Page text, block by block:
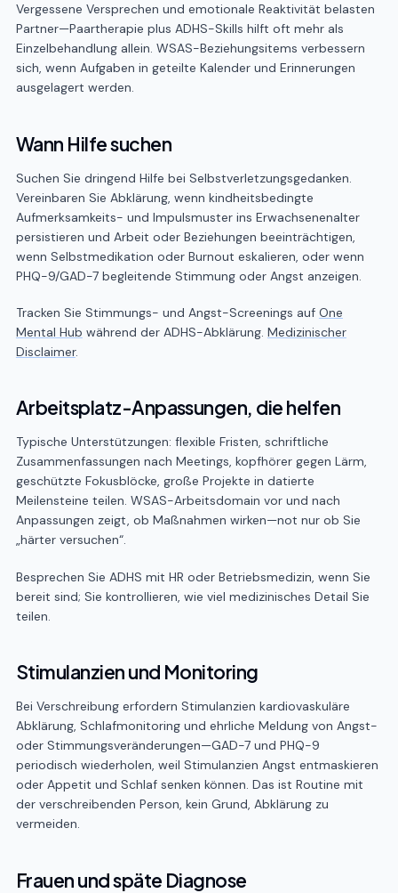
Vergessene Versprechen und emotionale Reaktivität belasten
Partner—Paartherapie plus ADHS-Skills hilft oft mehr als
Einzelbehandlung allein. WSAS-Beziehungsitems verbessern
sich, wenn Aufgaben in geteilte Kalender und Erinnerungen
ausgelagert werden.
Wann Hilfe suchen
Suchen Sie dringend Hilfe bei Selbstverletzungsgedanken.
Vereinbaren Sie Abklärung, wenn kindheitsbedingte
Aufmerksamkeits- und Impulsmuster ins Erwachsenenalter
persistieren und Arbeit oder Beziehungen beeinträchtigen,
wenn Selbstmedikation oder Burnout eskalieren, oder wenn
PHQ-9/GAD-7 begleitende Stimmung oder Angst anzeigen.
Tracken Sie Stimmungs- und Angst-Screenings auf One
Mental Hub während der ADHS-Abklärung. Medizinischer
Disclaimer.
Arbeitsplatz-Anpassungen, die helfen
Typische Unterstützungen: flexible Fristen, schriftliche
Zusammenfassungen nach Meetings, kopfhörer gegen Lärm,
geschützte Fokusblöcke, große Projekte in datierte
Meilensteine teilen. WSAS-Arbeitsdomain vor und nach
Anpassungen zeigt, ob Maßnahmen wirken—not nur ob Sie
„härter versuchen“.
Besprechen Sie ADHS mit HR oder Betriebsmedizin, wenn Sie
bereit sind; Sie kontrollieren, wie viel medizinisches Detail Sie
teilen.
Stimulanzien und Monitoring
Bei Verschreibung erfordern Stimulanzien kardiovaskuläre
Abklärung, Schlafmonitoring und ehrliche Meldung von Angst-
oder Stimmungsveränderungen—GAD-7 und PHQ-9
periodisch wiederholen, weil Stimulanzien Angst entmaskieren
oder Appetit und Schlaf senken können. Das ist Routine mit
der verschreibenden Person, kein Grund, Abklärung zu
vermeiden.
Frauen und späte Diagnose